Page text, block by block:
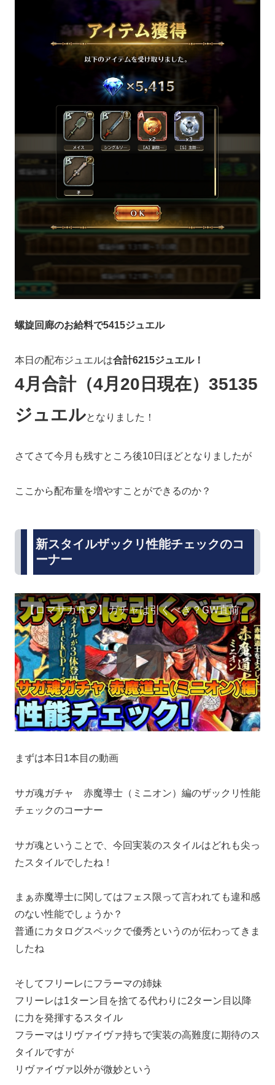
螺旋回廊のお給料で5415ジュエル
本日の配布ジュエルは合計6215ジュエル！
4月合計（4月20日現在）35135
ジュエルとなりました！
さてさて今月も残すところ後10日ほどとなりましたが
ここから配布量を増やすことができるのか？
新スタイルザックリ性能チェックのコ
ーナー
【ロマサガＲＳ】ガチャは引くべき？GW直前！サガ魂1周年記念 サガ魂ガチャ 赤魔道士ミニオン編 ザックリ性能チェックのコーナー！【ロマサガリユニバース】【ロマンシングサガリユニバース】
まずは本日1本目の動画
サガ魂ガチャ 赤魔導士（ミニオン）編のザックリ性能
チェックのコーナー
サガ魂ということで、今回実装のスタイルはどれも尖っ
たスタイルでしたね！
まぁ赤魔導士に関してはフェス限って言われても違和感
のない性能でしょうか？
普通にカタログスペックで優秀というのが伝わってきま
したね
そしてフリーレにフラーマの姉妹
フリーレは1ターン目を捨てる代わりに2ターン目以降
に力を発揮するスタイル
フラーマはリヴァイヴァ持ちで実装の高難度に期待のス
タイルですが
リヴァイヴァ以外が微妙という